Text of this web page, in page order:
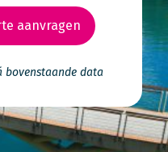
aanvragen
bovenstaande data